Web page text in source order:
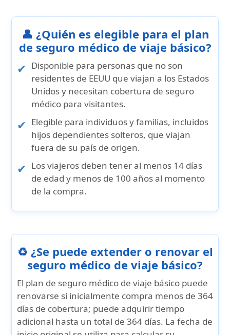
👤 ¿Quién es elegible para el plan
de seguro médico de viaje básico?
Disponible para personas que no son
residentes de EEUU que viajan a los Estados
Unidos y necesitan cobertura de seguro
médico para visitantes.
Elegible para individuos y familias, incluidos
hijos dependientes solteros, que viajan
fuera de su país de origen.
Los viajeros deben tener al menos 14 días
de edad y menos de 100 años al momento
de la compra.
♻️ ¿Se puede extender o renovar el
seguro médico de viaje básico?
El plan de seguro médico de viaje básico puede
renovarse si inicialmente compra menos de 364
días de cobertura; puede adquirir tiempo
adicional hasta un total de 364 días. La fecha de